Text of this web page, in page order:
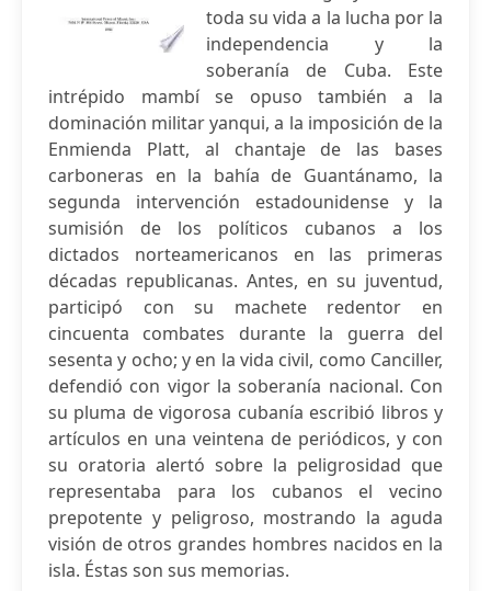
toda su vida a la lucha por la
independencia y la
soberanía de Cuba. Este
intrépido mambí se opuso también a la
dominación militar yanqui, a la imposición de la
Enmienda Platt, al chantaje de las bases
carboneras en la bahía de Guantánamo, la
segunda intervención estadounidense y la
sumisión de los políticos cubanos a los
dictados norteamericanos en las primeras
décadas republicanas. Antes, en su juventud,
participó con su machete redentor en
cincuenta combates durante la guerra del
sesenta y ocho; y en la vida civil, como Canciller,
defendió con vigor la soberanía nacional. Con
su pluma de vigorosa cubanía escribió libros y
artículos en una veintena de periódicos, y con
su oratoria alertó sobre la peligrosidad que
representaba para los cubanos el vecino
prepotente y peligroso, mostrando la aguda
visión de otros grandes hombres nacidos en la
isla. Éstas son sus memorias.